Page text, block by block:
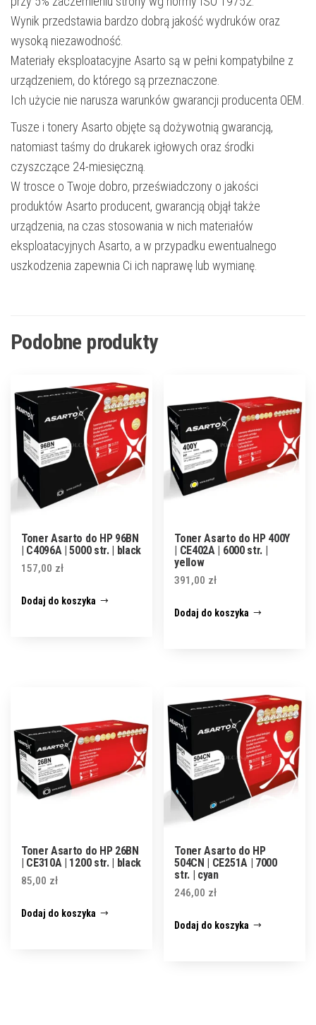
Wynik przedstawia bardzo dobrą jakość wydruków oraz
wysoką niezawodność.
Materiały eksploatacyjne Asarto są w pełni kompatybilne z
urządzeniem, do którego są przeznaczone.
Ich użycie nie narusza warunków gwarancji producenta OEM.
Tusze i tonery Asarto objęte są dożywotnią gwarancją,
natomiast taśmy do drukarek igłowych oraz środki
czyszczące 24-miesięczną.
W trosce o Twoje dobro, przeświadczony o jakości
produktów Asarto producent, gwarancją objął także
urządzenia, na czas stosowania w nich materiałów
eksploatacyjnych Asarto, a w przypadku ewentualnego
uszkodzenia zapewnia Ci ich naprawę lub wymianę.
Podobne produkty
Toner Asarto do HP 96BN
| C4096A | 5000 str. | black
157,00 zł
Dodaj do koszyka
Toner Asarto do HP 400Y
| CE402A | 6000 str. |
yellow
391,00 zł
Dodaj do koszyka
Toner Asarto do HP 26BN
| CE310A | 1200 str. | black
85,00 zł
Dodaj do koszyka
Toner Asarto do HP
504CN | CE251A | 7000
str. | cyan
246,00 zł
Dodaj do koszyka